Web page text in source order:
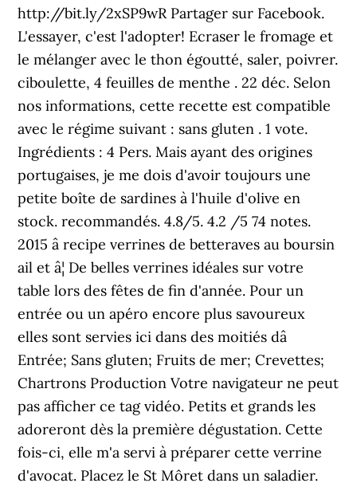
http://bit.ly/2xSP9wR Partager sur Facebook.
L'essayer, c'est l'adopter! Ecraser le fromage et
le mélanger avec le thon égoutté, saler, poivrer.
ciboulette, 4 feuilles de menthe . 22 déc. Selon
nos informations, cette recette est compatible
avec le régime suivant : sans gluten . 1 vote.
Ingrédients : 4 Pers. Mais ayant des origines
portugaises, je me dois d'avoir toujours une
petite boîte de sardines à l'huile d'olive en
stock. recommandés. 4.8/5. 4.2 /5 74 notes.
2015 â recipe verrines de betteraves au boursin
ail et â¦ De belles verrines idéales sur votre
table lors des fêtes de fin d'année. Pour un
entrée ou un apéro encore plus savoureux
elles sont servies ici dans des moitiés dâ
Entrée; Sans gluten; Fruits de mer; Crevettes;
Chartrons Production Votre navigateur ne peut
pas afficher ce tag vidéo. Petits et grands les
adoreront dès la première dégustation. Cette
fois-ci, elle m'a servi à préparer cette verrine
d'avocat. Placez le St Môret dans un saladier.